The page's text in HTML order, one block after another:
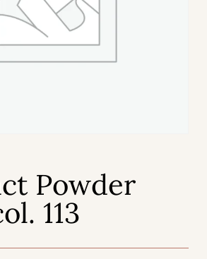
Powder
113